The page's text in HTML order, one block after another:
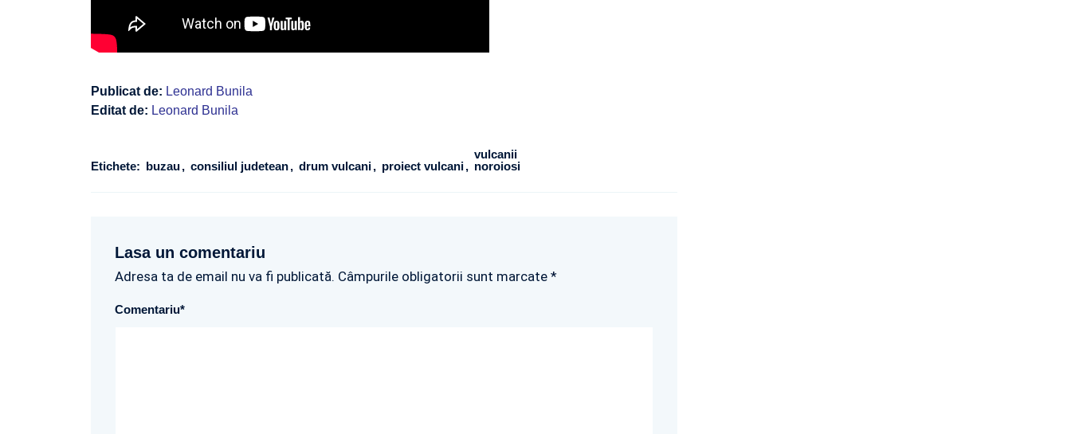
Publicat de: Leonard Bunila
Editat de: Leonard Bunila
Etichete: buzau consiliul judetean drum vulcani proiect vulcani
vulcanii
noroiosi
Lasa un comentariu
Adresa ta de email nu va fi publicată. Câmpurile obligatorii sunt marcate *
Comentariu*